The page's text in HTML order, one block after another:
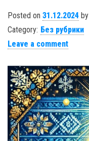
Posted on 31.12.2024 by
Category: Без рубрики
Leave a comment